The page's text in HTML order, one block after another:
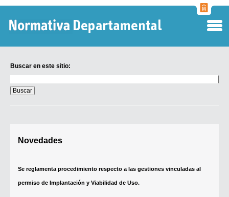
Buscar en este sitio:
en
este
sitio:
Novedades
Se reglamenta procedimiento respecto a las gestiones vinculadas al
permiso de Implantación y Viabilidad de Uso.